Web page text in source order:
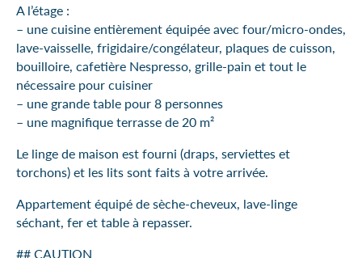
A l’étage :
– une cuisine entièrement équipée avec four/micro-ondes,
lave-vaisselle, frigidaire/congélateur, plaques de cuisson,
bouilloire, cafetière Nespresso, grille-pain et tout le
nécessaire pour cuisiner
– une grande table pour 8 personnes
– une magnifique terrasse de 20 m²
Le linge de maison est fourni (draps, serviettes et
torchons) et les lits sont faits à votre arrivée.
Appartement équipé de sèche-cheveux, lave-linge
séchant, fer et table à repasser.
## CAUTION